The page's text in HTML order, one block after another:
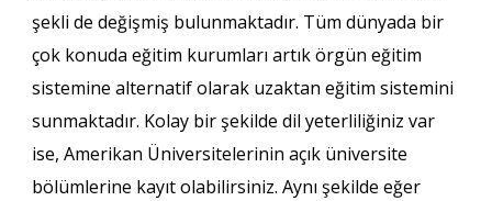
şekli de değişmiş bulunmaktadır. Tüm dünyada bir
çok konuda eğitim kurumları artık örgün eğitim
sistemine alternatif olarak uzaktan eğitim sistemini
sunmaktadır. Kolay bir şekilde dil yeterliliğiniz var
ise, Amerikan Üniversitelerinin açık üniversite
bölümlerine kayıt olabilirsiniz. Aynı şekilde eğer